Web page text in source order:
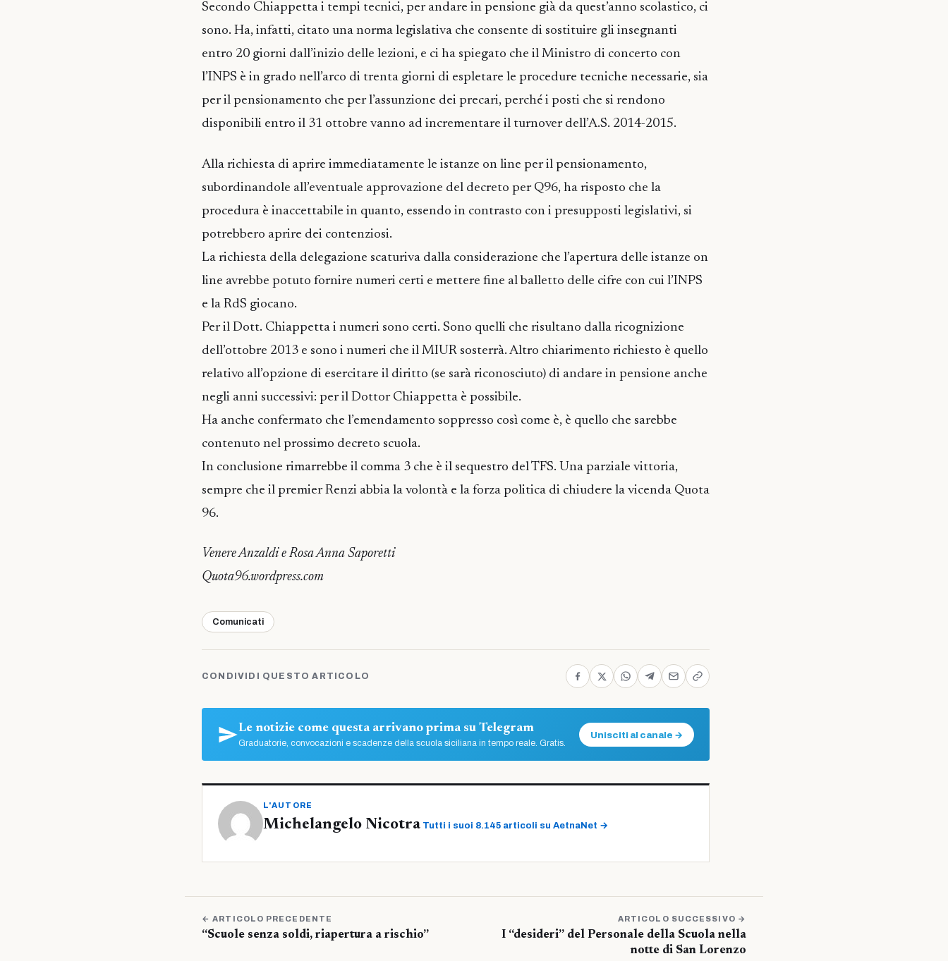
Secondo Chiappetta i tempi tecnici, per andare in pensione già da quest’anno scolastico, ci
sono. Ha, infatti, citato una norma legislativa che consente di sostituire gli insegnanti
entro 20 giorni dall’inizio delle lezioni, e ci ha spiegato che il Ministro di concerto con
l’INPS è in grado nell’arco di trenta giorni di espletare le procedure tecniche necessarie, sia
per il pensionamento che per l’assunzione dei precari, perché i posti che si rendono
disponibili entro il 31 ottobre vanno ad incrementare il turnover dell’A.S. 2014-2015.
Alla richiesta di aprire immediatamente le istanze on line per il pensionamento,
subordinandole all’eventuale approvazione del decreto per Q96, ha risposto che la
procedura è inaccettabile in quanto, essendo in contrasto con i presupposti legislativi, si
potrebbero aprire dei contenziosi.
La richiesta della delegazione scaturiva dalla considerazione che l’apertura delle istanze on
line avrebbe potuto fornire numeri certi e mettere fine al balletto delle cifre con cui l’INPS
e la RdS giocano.
Per il Dott. Chiappetta i numeri sono certi. Sono quelli che risultano dalla ricognizione
dell’ottobre 2013 e sono i numeri che il MIUR sosterrà. Altro chiarimento richiesto è quello
relativo all’opzione di esercitare il diritto (se sarà riconosciuto) di andare in pensione anche
negli anni successivi: per il Dottor Chiappetta è possibile.
Ha anche confermato che l’emendamento soppresso così come è, è quello che sarebbe
contenuto nel prossimo decreto scuola.
In conclusione rimarrebbe il comma 3 che è il sequestro del TFS. Una parziale vittoria,
sempre che il premier Renzi abbia la volontà e la forza politica di chiudere la vicenda Quota
96.
Venere Anzaldi e Rosa Anna Saporetti
Quota96.wordpress.com
Comunicati
CONDIVIDI QUESTO ARTICOLO
Le notizie come questa arrivano prima su Telegram
Graduatorie, convocazioni e scadenze della scuola siciliana in tempo reale. Gratis.
Unisciti al canale →
L'AUTORE
Michelangelo Nicotra Tutti i suoi 8.145 articoli su AetnaNet →
← ARTICOLO PRECEDENTE
“Scuole senza soldi, riapertura a rischio”
ARTICOLO SUCCESSIVO →
I “desideri” del Personale della Scuola nella
notte di San Lorenzo